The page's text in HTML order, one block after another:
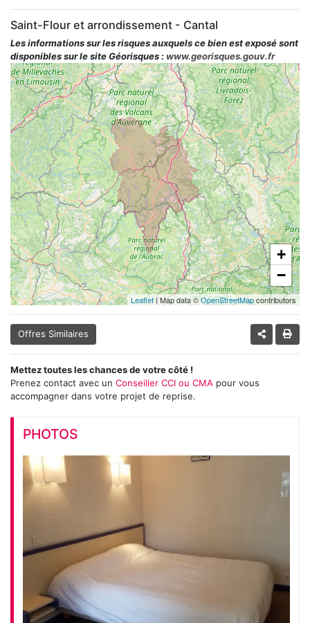
Saint-Flour et arrondissement - Cantal
Les informations sur les risques auxquels ce bien est exposé sont
disponibles sur le site Géorisques : www.georisques.gouv.fr
+
−
Leaflet | Map data ©OpenStreetMapcontributors
Offres Similaires
Mettez toutes les chances de votre côté !
Prenez contact avec un Conseiller CCI ou CMA pour vous
accompagner dans votre projet de reprise.
PHOTOS